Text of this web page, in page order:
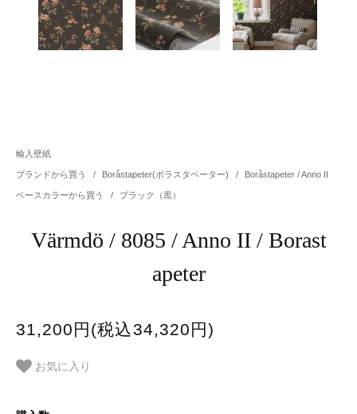
輸入壁紙
ブランドから買う / Boråstapeter(ボラスタペーター) / Boråstapeter / Anno II
ベースカラーから買う / ブラック（黒）
Värmdö / 8085 / Anno II / Borast
apeter
31,200円(税込34,320円)
お気に入り